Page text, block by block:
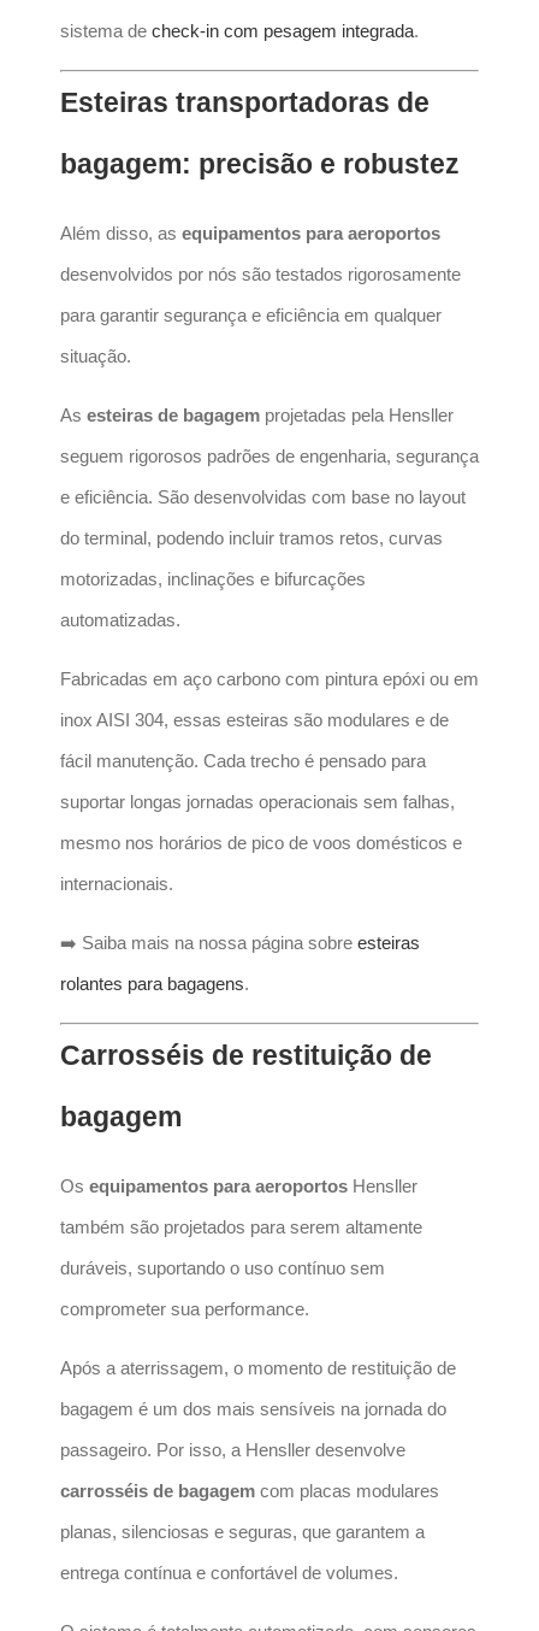
sistema de check-in com pesagem integrada.
Esteiras transportadoras de
bagagem: precisão e robustez
Além disso, as equipamentos para aeroportos
desenvolvidos por nós são testados rigorosamente
para garantir segurança e eficiência em qualquer
situação.
As esteiras de bagagem projetadas pela Hensller
seguem rigorosos padrões de engenharia, segurança
e eficiência. São desenvolvidas com base no layout
do terminal, podendo incluir tramos retos, curvas
motorizadas, inclinações e bifurcações
automatizadas.
Fabricadas em aço carbono com pintura epóxi ou em
inox AISI 304, essas esteiras são modulares e de
fácil manutenção. Cada trecho é pensado para
suportar longas jornadas operacionais sem falhas,
mesmo nos horários de pico de voos domésticos e
internacionais.
➡️ Saiba mais na nossa página sobre esteiras
rolantes para bagagens.
Carrosséis de restituição de
bagagem
Os equipamentos para aeroportos Hensller
também são projetados para serem altamente
duráveis, suportando o uso contínuo sem
comprometer sua performance.
Após a aterrissagem, o momento de restituição de
bagagem é um dos mais sensíveis na jornada do
passageiro. Por isso, a Hensller desenvolve
carrosséis de bagagem com placas modulares
planas, silenciosas e seguras, que garantem a
entrega contínua e confortável de volumes.